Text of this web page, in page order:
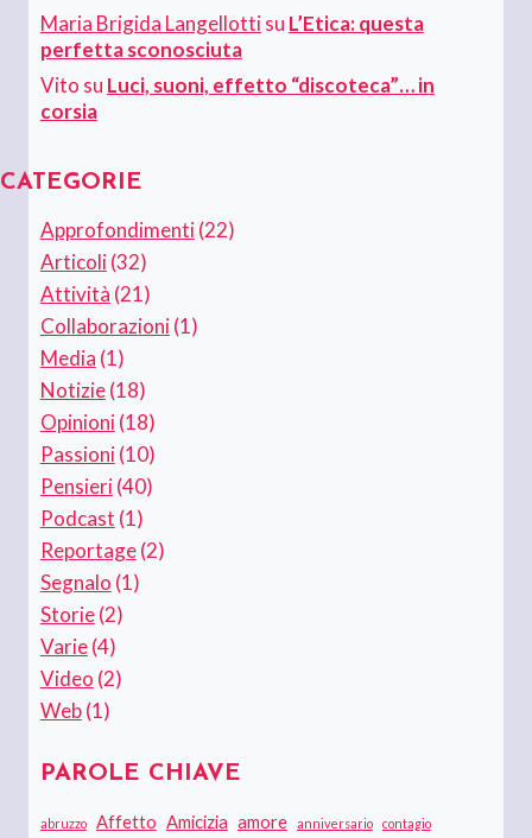
Maria Brigida Langellottisu L’Etica: questa
perfetta sconosciuta
Vito su Luci, suoni, effetto “discoteca”… in
corsia
CATEGORIE
Approfondimenti(22)
Articoli(32)
Attività (21)
Collaborazioni(1)
Media (1)
Notizie(18)
Opinioni(18)
Passioni(10)
Pensieri(40)
Podcast (1)
Reportage(2)
Segnalo (1)
Storie(2)
Varie(4)
Video (2)
Web(1)
PAROLE CHIAVE
abruzzo Affetto Amicizia amore anniversario contagio